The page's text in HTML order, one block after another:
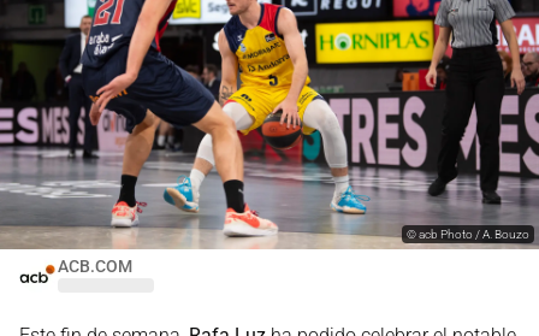
ACB.COM
©acb Photo / A. Bouzo